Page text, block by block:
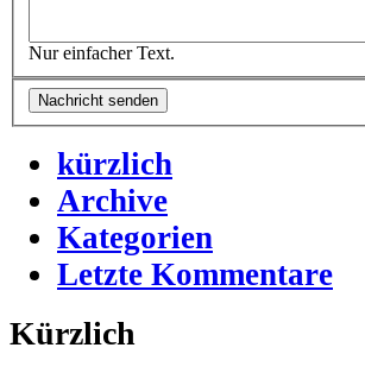
Nur einfacher Text.
kürzlich
Archive
Kategorien
Letzte Kommentare
Kürzlich